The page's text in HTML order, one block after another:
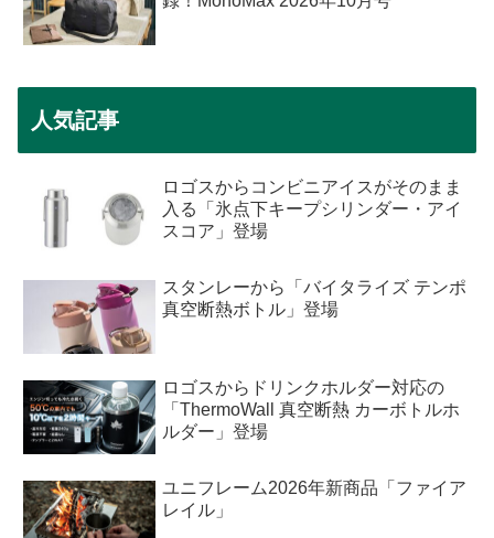
人気記事
ロゴスからコンビニアイスがそのまま
入る「氷点下キープシリンダー・アイ
スコア」登場
スタンレーから「バイタライズ テンポ
真空断熱ボトル」登場
ロゴスからドリンクホルダー対応の
「ThermoWall 真空断熱 カーボトルホ
ルダー」登場
ユニフレーム2026年新商品「ファイア
レイル」